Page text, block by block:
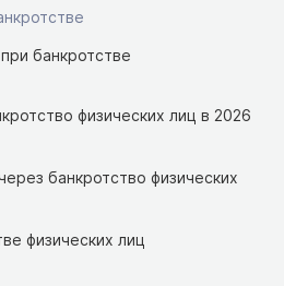
банкротстве
физических лиц в 2026
банкротство физических
физических лиц